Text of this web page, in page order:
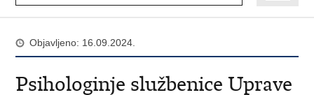
Objavljeno: 16.09.2024.
Psihologinje službenice Uprave